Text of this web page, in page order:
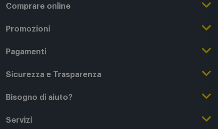
Il Gruppo Comet
Punti di forza
Comprare online
Registrati su Comet
Acquista Online
Servizi aggiuntivi di consegna
Promozioni
Outlet
Black Friday
Pagamenti
Modalità di pagamento
Finanziamenti online
Sicurezza e Trasparenza
Condizioni generali di vendita
Garanzia Legale
Bisogno di aiuto?
Segui il tuo ordine
Servizi